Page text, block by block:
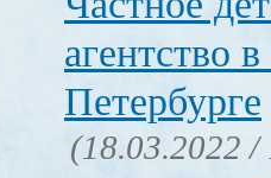
агентство
Петербурге
(18.03.2022 /